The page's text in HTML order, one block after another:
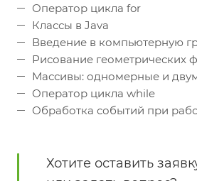
Оператор цикла for
Классы в Java
Введение в компьютерную
Рисование геометрических
Массивы: одномерные и
Оператор цикла while
Обработка событий при
Хотите оставить